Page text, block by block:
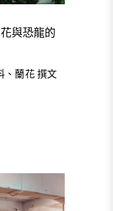
與恐龍的
、蘭花 撰文